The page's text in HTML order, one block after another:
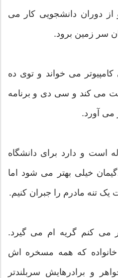
دوران دانشجویی کار می
سر زمین برود.
می خواند و توی ده
می کند و سی دی و برنامه
آورد.
است و دارد برای دانشگاه
خیلی بهتر می شود اما
تنه مادرم را جبران کنیم.
می کنم گریه ام می گیرد.
که همه مسخره اش
و برادرهایش سربلندتر